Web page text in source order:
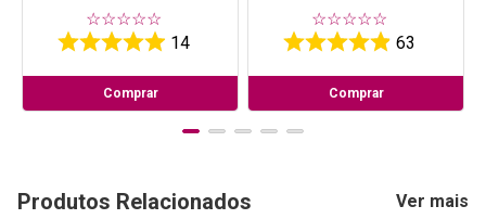
☆☆☆☆☆
14
Comprar
☆☆☆☆☆
63
Comprar
Produtos Relacionados Ver mais